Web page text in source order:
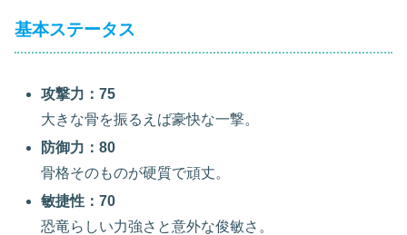
基本ステータス
攻撃力：75
大きな骨を振るえば豪快な一撃。
防御力：80
骨格そのものが硬質で頑丈。
敏捷性：70
恐竜らしい力強さと意外な俊敏さ。